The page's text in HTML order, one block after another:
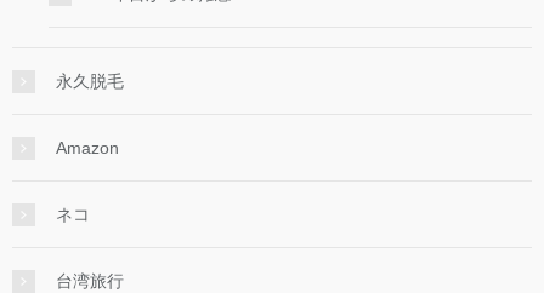
永久脱毛
Amazon
ネコ
台湾旅行